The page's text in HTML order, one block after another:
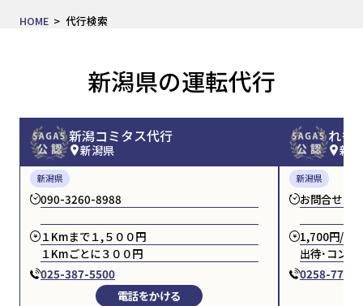
HOME 代行検索
新潟県の運転代行
新潟コミタス代行
新潟県
新潟県
090-3260-8988
１Kmまで１,５００円
１Kmごとに３００円
025-387-5500
電話をかける
れも
新
新潟県
お問合せく
1,700円/
出待・コン
0258-77-